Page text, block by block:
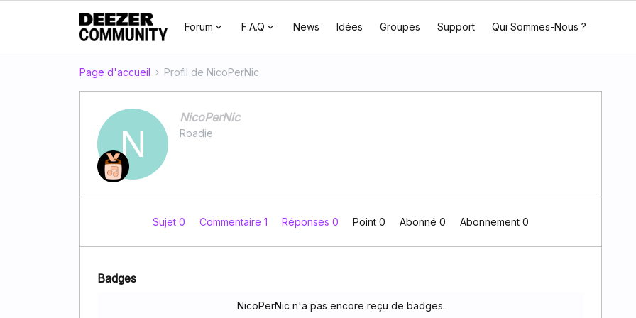
Forum F.A.Q News Idées Groupes Support Qui Sommes-Nous ?
Page d'accueil Profil de NicoPerNic
N
NicoPerNic
Roadie
Sujet 0 Commentaire 1 Réponses 0 Point 0 Abonné 0 Abonnement 0
Badges
NicoPerNic n'a pas encore reçu de badges.